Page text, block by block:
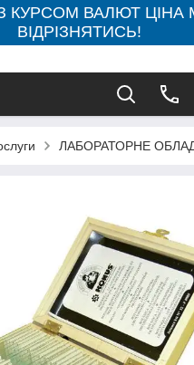
КУРСОМ ВАЛЮТ
ВІДРІЗНЯТИСЬ!
ЛАБОРАТОРНЕ